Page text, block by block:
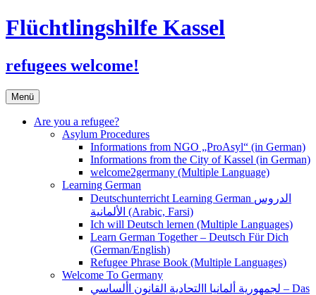
Flüchtlingshilfe Kassel
refugees welcome!
Menü Zum
Inhalt
springen
Are you a refugee?
Asylum Procedures
Informations from NGO „ProAsyl“ (in German)
Informations from the City of Kassel (in German)
welcome2germany (Multiple Language)
Learning German
Deutschunterricht Learning German الدروس
الألمانية (Arabic, Farsi)
Ich will Deutsch lernen (Multiple Languages)
Learn German Together – Deutsch Für Dich
(German/English)
Refugee Phrase Book (Multiple Languages)
Welcome To Germany
لجمهورية ألمانيا االتحادية القانون األساسي – Das